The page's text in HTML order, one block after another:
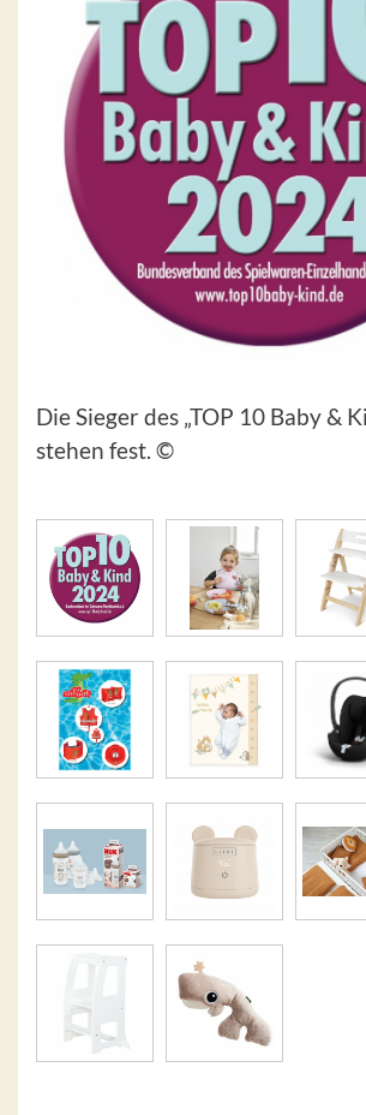
Die Sieger des „TOP 10 Baby &
stehen fest. ©